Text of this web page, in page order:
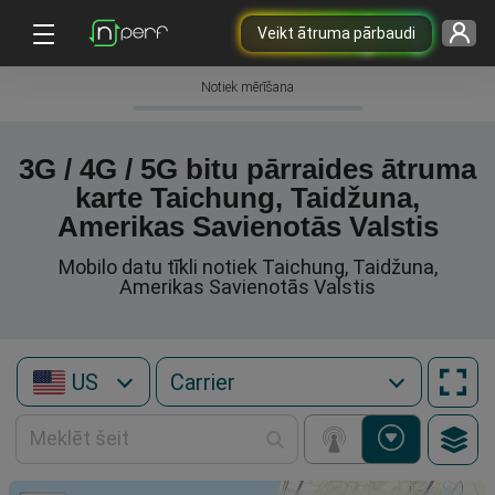
Veikt ātruma pārbaudi
Notiek mērīšana
3G / 4G / 5G bitu pārraides ātruma
karte Taichung, Taidžuna,
Amerikas Savienotās Valstis
Mobilo datu tīkli notiek Taichung, Taidžuna,
Amerikas Savienotās Valstis
US